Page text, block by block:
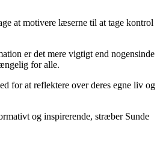
at motivere læserne til at tage kontrol
er det mere vigtigt end nogensinde
for alle.
for at reflektere over deres egne liv og
og inspirerende, stræber Sunde